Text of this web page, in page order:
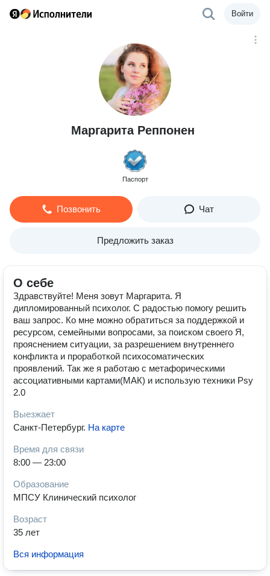
Войти
Маргарита Реппонен
Паспорт
Позвонить Чат
Предложить заказ
О себе
Здравствуйте! Меня зовут Маргарита. Я
дипломированный психолог. С радостью помогу решить
ваш запрос. Ко мне можно обратиться за поддержкой и
ресурсом, семейными вопросами, за поиском своего Я,
прояснением ситуации, за разрешением внутреннего
конфликта и проработкой психосоматических
проявлений. Так же я работаю с метафорическими
ассоциативными картами(МАК) и использую техники Psy
2.0
Выезжает
Санкт-Петербург. На карте
Время для связи
8:00 — 23:00
Образование
МПСУ Клинический психолог
Возраст
35 лет
Вся информация